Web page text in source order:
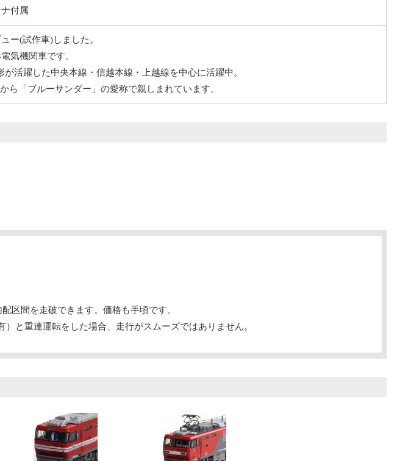
付属
ー(試作車)しました。
気機関車です。
活躍した中央本線・信越本線・上越線を中心に活躍中。
ら「ブルーサンダー」の愛称で親しまれています。
区間を走破できます。価格も手頃です。
と重連運転をした場合、走行がスムーズではありません。